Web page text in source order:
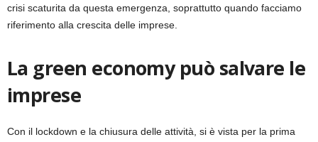
crisi scaturita da questa emergenza, soprattutto quando facciamo
riferimento alla crescita delle imprese.
La green economy può salvare le
imprese
Con il lockdown e la chiusura delle attività, si è vista per la prima